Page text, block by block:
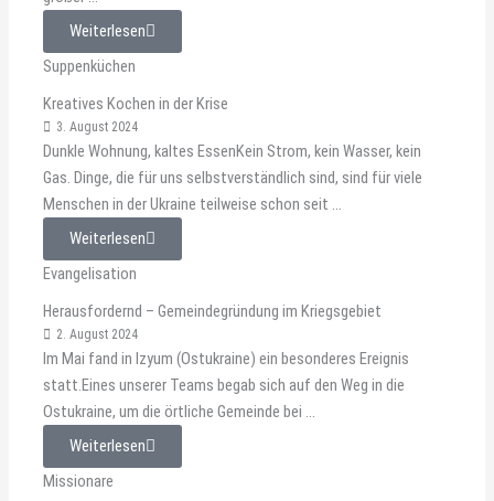
Weiterlesen
Suppenküchen
Kreatives Kochen in der Krise
3. August 2024
Dunkle Wohnung, kaltes EssenKein Strom, kein Wasser, kein
Gas. Dinge, die für uns selbstverständlich sind, sind für viele
Menschen in der Ukraine teilweise schon seit ...
Weiterlesen
Evangelisation
Herausfordernd – Gemeindegründung im Kriegsgebiet
2. August 2024
Im Mai fand in Izyum (Ostukraine) ein besonderes Ereignis
statt.Eines unserer Teams begab sich auf den Weg in die
Ostukraine, um die örtliche Gemeinde bei ...
Weiterlesen
Missionare